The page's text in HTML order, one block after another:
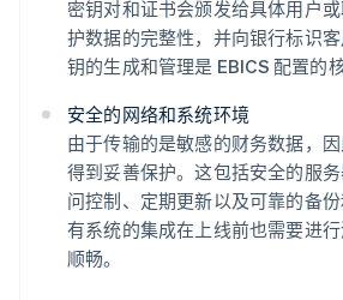
密钥对和证书会颁发给具体用户
护数据的完整性，并向银行标识
钥的生成和管理是 EBICS 配置的
安全的网络和系统环境
由于传输的是敏感的财务数据，
得到妥善保护。这包括安全的服
问控制、定期更新以及可靠的备
有系统的集成在上线前也需要进
顺畅。